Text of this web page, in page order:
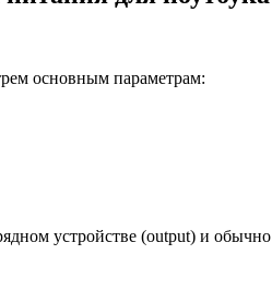
основным параметрам:
устройстве (output) и